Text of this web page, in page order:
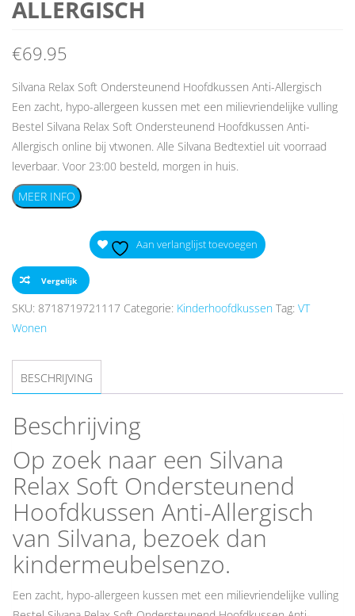
ALLERGISCH
€69.95
Silvana Relax Soft Ondersteunend Hoofdkussen Anti-Allergisch
Een zacht, hypo-allergeen kussen met een milievriendelijke vulling
Bestel Silvana Relax Soft Ondersteunend Hoofdkussen Anti-
Allergisch online bij vtwonen. Alle Silvana Bedtextiel uit voorraad
leverbaar. Voor 23:00 besteld, morgen in huis.
MEER INFO
Aan verlanglijst toevoegen
Vergelijk
SKU: 8718719721117 Categorie: Kinderhoofdkussen Tag: VT
Wonen
BESCHRIJVING
Beschrijving
Op zoek naar een Silvana
Relax Soft Ondersteunend
Hoofdkussen Anti-Allergisch
van Silvana, bezoek dan
kindermeubelsenzo.
Een zacht, hypo-allergeen kussen met een milievriendelijke vulling